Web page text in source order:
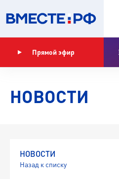
Прямой эфир
НОВОСТИ
НОВОСТИ
Назад к списку